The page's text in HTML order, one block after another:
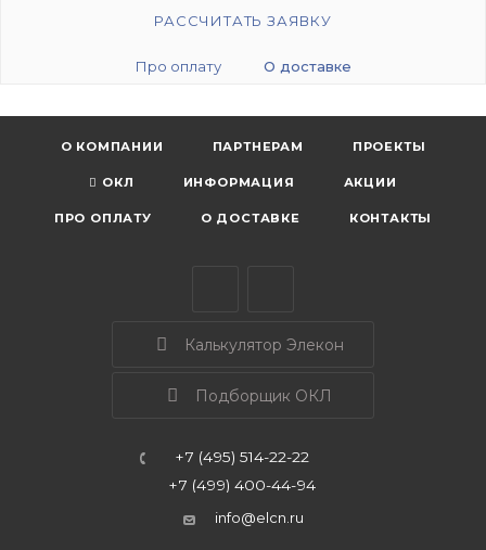
РАССЧИТАТЬ ЗАЯВКУ
Про оплату О доставке
О КОМПАНИИ ПАРТНЕРАМ ПРОЕКТЫ
ОКЛ ИНФОРМАЦИЯ АКЦИИ
ПРО ОПЛАТУ О ДОСТАВКЕ КОНТАКТЫ
Калькулятор Элекон
Подборщик ОКЛ
+7 (495) 514-22-22
+7 (499) 400-44-94
info@elcn.ru